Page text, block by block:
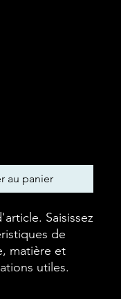
au panier
Saisissez
de
matière et
utiles.